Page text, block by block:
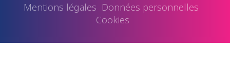
Mentions légales Données personnelles
Cookies